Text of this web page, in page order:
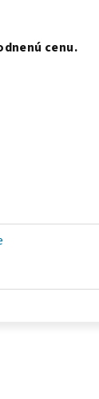
cenu.